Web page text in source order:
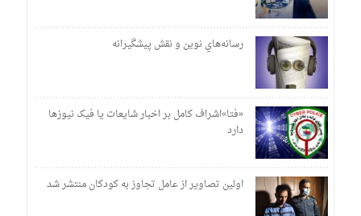
رسانه‌هاي نوين و نقش پيشگيرانه
«فتا»اشراف کامل بر اخبار شایعات یا فیک نیوزها
دارد
اولین تصاویر از عامل تجاوز به کودکان منتشر شد